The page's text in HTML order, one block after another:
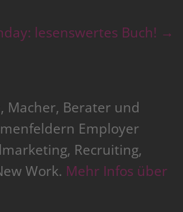
lesenswertes Buch! →
Macher, Berater und
Employer
Recruiting,
Work. Mehr Infos über